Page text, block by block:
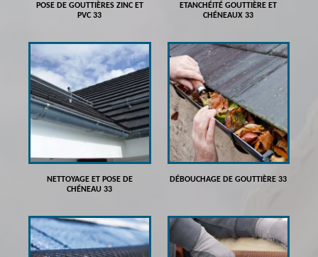
POSE DE GOUTTIÈRES ZINC ET
PVC 33
ETANCHÉITÉ GOUTTIÈRE ET
CHÉNEAUX 33
NETTOYAGE ET POSE DE
CHÉNEAU 33
DÉBOUCHAGE DE GOUTTIÈRE 33